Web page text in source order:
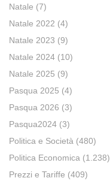
Natale (7)
Natale 2022 (4)
Natale 2023 (9)
Natale 2024 (10)
Natale 2025 (9)
Pasqua 2025 (4)
Pasqua 2026 (3)
Pasqua2024 (3)
Politica e Società (480)
Politica Economica (1.238)
Prezzi e Tariffe (409)